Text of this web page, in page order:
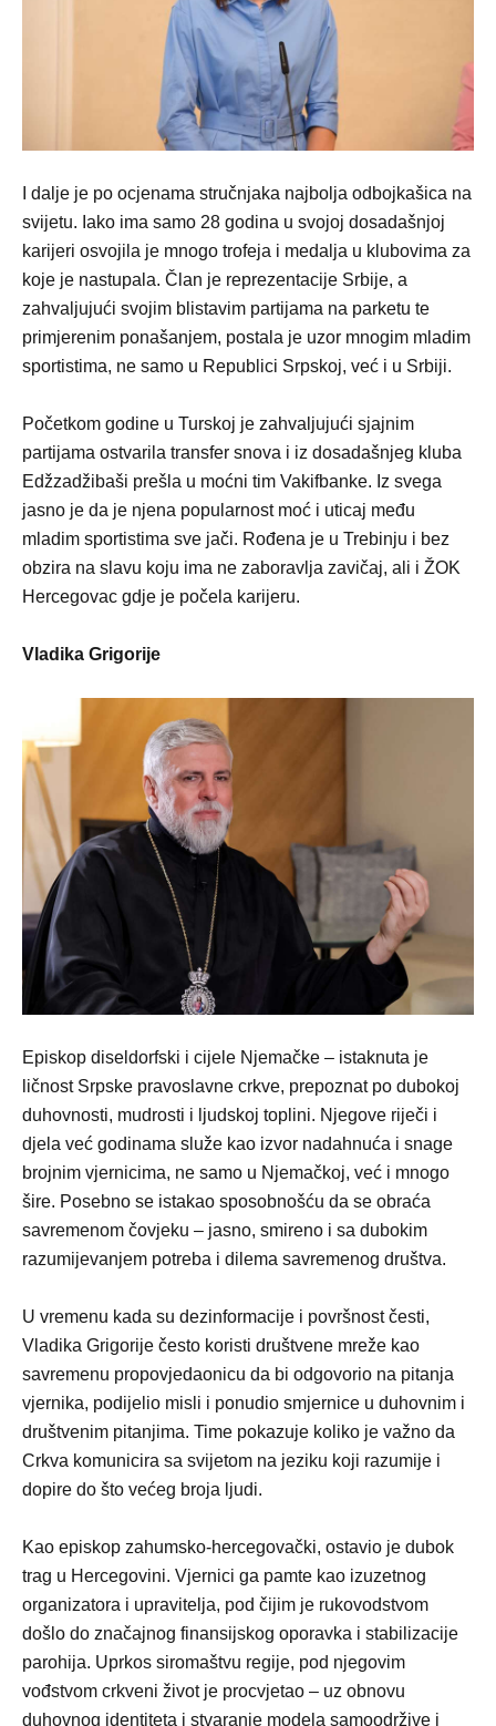
I dalje je po ocjenama stručnjaka najbolja odbojkašica na
svijetu. Iako ima samo 28 godina u svojoj dosadašnjoj
karijeri osvojila je mnogo trofeja i medalja u klubovima za
koje je nastupala. Član je reprezentacije Srbije, a
zahvaljujući svojim blistavim partijama na parketu te
primjerenim ponašanjem, postala je uzor mnogim mladim
sportistima, ne samo u Republici Srpskoj, već i u Srbiji.
Početkom godine u Turskoj je zahvaljujući sjajnim
partijama ostvarila transfer snova i iz dosadašnjeg kluba
Edžzadžibaši prešla u moćni tim Vakifbanke. Iz svega
jasno je da je njena popularnost moć i uticaj među
mladim sportistima sve jači. Rođena je u Trebinju i bez
obzira na slavu koju ima ne zaboravlja zavičaj, ali i ŽOK
Hercegovac gdje je počela karijeru.
Vladika Grigorije
Episkop diseldorfski i cijele Njemačke – istaknuta je
ličnost Srpske pravoslavne crkve, prepoznat po dubokoj
duhovnosti, mudrosti i ljudskoj toplini. Njegove riječi i
djela već godinama služe kao izvor nadahnuća i snage
brojnim vjernicima, ne samo u Njemačkoj, već i mnogo
šire. Posebno se istakao sposobnošću da se obraća
savremenom čovjeku – jasno, smireno i sa dubokim
razumijevanjem potreba i dilema savremenog društva.
U vremenu kada su dezinformacije i površnost česti,
Vladika Grigorije često koristi društvene mreže kao
savremenu propovjedaonicu da bi odgovorio na pitanja
vjernika, podijelio misli i ponudio smjernice u duhovnim i
društvenim pitanjima. Time pokazuje koliko je važno da
Crkva komunicira sa svijetom na jeziku koji razumije i
dopire do što većeg broja ljudi.
Kao episkop zahumsko-hercegovački, ostavio je dubok
trag u Hercegovini. Vjernici ga pamte kao izuzetnog
organizatora i upravitelja, pod čijim je rukovodstvom
došlo do značajnog finansijskog oporavka i stabilizacije
parohija. Uprkos siromaštvu regije, pod njegovim
vođstvom crkveni život je procvjetao – uz obnovu
duhovnog identiteta i stvaranje modela samoodržive i